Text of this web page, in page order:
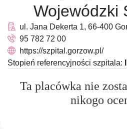
Wojewódzki
ul. Jana Dekerta 1, 66-400
95 782 72 00
https://szpital.gorzow.pl/
Stopień referencyjności szpitala:
Ta placówka nie
nikogo